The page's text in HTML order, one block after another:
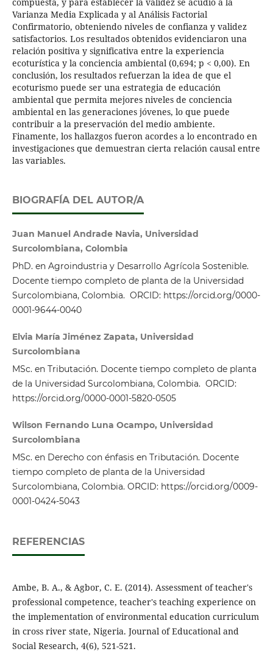
Varianza Media Explicada y al Análisis Factorial
Confirmatorio, obteniendo niveles de confianza y validez
satisfactorios. Los resultados obtenidos evidenciaron una
relación positiva y significativa entre la experiencia
ecoturística y la conciencia ambiental (0,694; p < 0,00). En
conclusión, los resultados refuerzan la idea de que el
ecoturismo puede ser una estrategia de educación
ambiental que permita mejores niveles de conciencia
ambiental en las generaciones jóvenes, lo que puede
contribuir a la preservación del medio ambiente.
Finamente, los hallazgos fueron acordes a lo encontrado en
investigaciones que demuestran cierta relación causal entre
las variables.
BIOGRAFÍA DEL AUTOR/A
Juan Manuel Andrade Navia, Universidad
Surcolombiana, Colombia
PhD. en Agroindustria y Desarrollo Agrícola Sostenible.
Docente tiempo completo de planta de la Universidad
Surcolombiana, Colombia. ORCID: https://orcid.org/0000-
0001-9644-0040
Elvia María Jiménez Zapata, Universidad
Surcolombiana
MSc. en Tributación. Docente tiempo completo de planta
de la Universidad Surcolombiana, Colombia. ORCID:
https://orcid.org/0000-0001-5820-0505
Wilson Fernando Luna Ocampo, Universidad
Surcolombiana
MSc. en Derecho con énfasis en Tributación. Docente
tiempo completo de planta de la Universidad
Surcolombiana, Colombia. ORCID: https://orcid.org/0009-
0001-0424-5043
REFERENCIAS
Ambe, B. A., & Agbor, C. E. (2014). Assessment of teacher's
professional competence, teacher's teaching experience on
the implementation of environmental education curriculum
in cross river state, Nigeria. Journal of Educational and
Social Research, 4(6), 521-521.